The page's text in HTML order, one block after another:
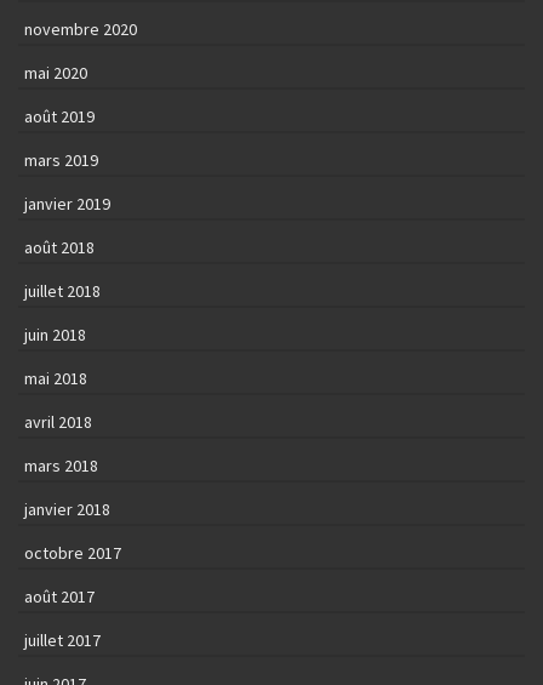
novembre 2020
mai 2020
août 2019
mars 2019
janvier 2019
août 2018
juillet 2018
juin 2018
mai 2018
avril 2018
mars 2018
janvier 2018
octobre 2017
août 2017
juillet 2017